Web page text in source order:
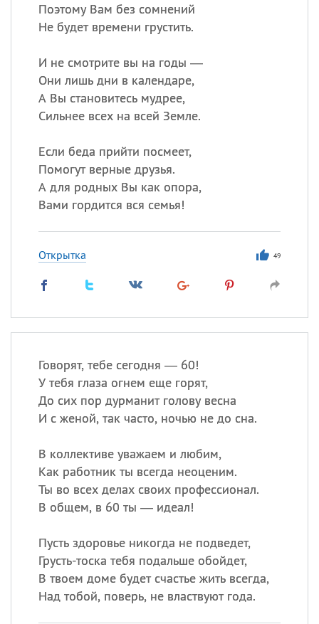
Поэтому Вам без сомнений
Не будет времени грустить.
И не смотрите вы на годы —
Они лишь дни в календаре,
А Вы становитесь мудрее,
Сильнее всех на всей Земле.
Если беда прийти посмеет,
Помогут верные друзья.
А для родных Вы как опора,
Вами гордится вся семья!
Открытка 49
Говорят, тебе сегодня — 60!
У тебя глаза огнем еще горят,
До сих пор дурманит голову весна
И с женой, так часто, ночью не до сна.
В коллективе уважаем и любим,
Как работник ты всегда неоценим.
Ты во всех делах своих профессионал.
В общем, в 60 ты — идеал!
Пусть здоровье никогда не подведет,
Грусть-тоска тебя подальше обойдет,
В твоем доме будет счастье жить всегда,
Над тобой, поверь, не властвуют года.